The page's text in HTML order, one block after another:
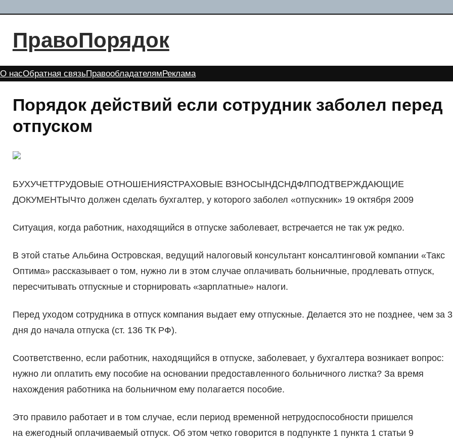
содержимому
ПравоПорядок
О насОбратная связьПравообладателям Реклама
Порядок действий если сотрудник заболел перед
отпуском
БУХУЧЕТТРУДОВЫЕ ОТНОШЕНИЯСТРАХОВЫЕ ВЗНОСЫНДСНДФЛПОДТВЕРЖДАЮЩИЕ
ДОКУМЕНТЫЧто должен сделать бухгалтер, у которого заболел «отпускник» 19 октября 2009
Ситуация, когда работник, находящийся в отпуске заболевает, встречается не так уж редко.
В этой статье Альбина Островская, ведущий налоговый консультант консалтинговой компании «Такс
Оптима» рассказывает о том, нужно ли в этом случае оплачивать больничные, продлевать отпуск,
пересчитывать отпускные и сторнировать «зарплатные» налоги.
Перед уходом сотрудника в отпуск компания выдает ему отпускные. Делается это не позднее, чем за 3
дня до начала отпуска (ст. 136 ТК РФ).
Соответственно, если работник, находящийся в отпуске, заболевает, у бухгалтера возникает вопрос:
нужно ли оплатить ему пособие на основании предоставленного больничного листка? За время
нахождения работника на больничном ему полагается пособие.
Это правило работает и в том случае, если период временной нетрудоспособности пришелся
на ежегодный оплачиваемый отпуск. Об этом четко говорится в подпункте 1 пункта 1 статьи 9